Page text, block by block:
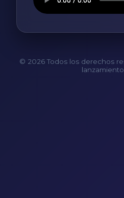
© 2026 Todos los derechos
lanzamiento